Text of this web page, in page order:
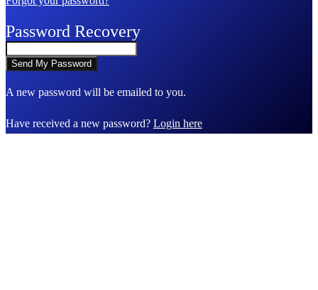
Password Recovery
A new password will be emailed to you.
Have received a new password? Login here